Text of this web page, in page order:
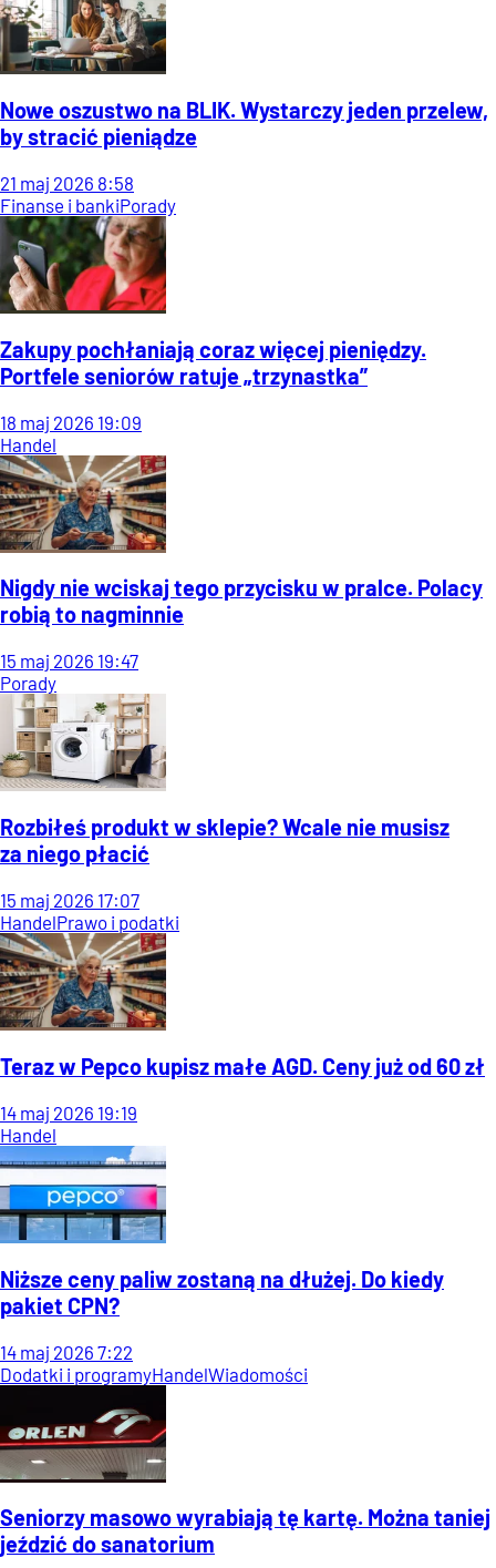
Nowe oszustwo na BLIK. Wystarczy jeden przelew,
by stracić pieniądze
21 maj 2026 8:58
Finanse i bankiPorady
Zakupy pochłaniają coraz więcej pieniędzy.
Portfele seniorów ratuje „trzynastka”
18 maj 2026 19:09
Handel
Nigdy nie wciskaj tego przycisku w pralce. Polacy
robią to nagminnie
15 maj 2026 19:47
Porady
Rozbiłeś produkt w sklepie? Wcale nie musisz
za niego płacić
15 maj 2026 17:07
HandelPrawo i podatki
Teraz w Pepco kupisz małe AGD. Ceny już od 60 zł
14 maj 2026 19:19
Handel
Niższe ceny paliw zostaną na dłużej. Do kiedy
pakiet CPN?
14 maj 2026 7:22
Dodatki i programyHandelWiadomości
Seniorzy masowo wyrabiają tę kartę. Można taniej
jeździć do sanatorium